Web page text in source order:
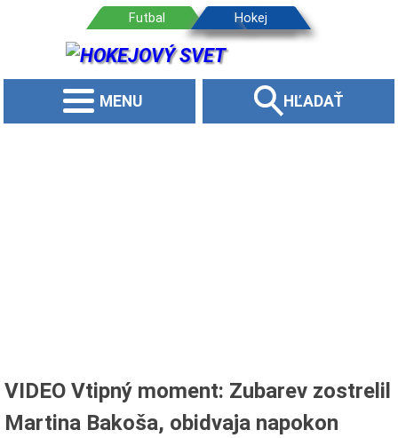
MENU HĽADAŤ
VIDEO Vtipný moment: Zubarev zostrelil
Martina Bakoša, obidvaja napokon